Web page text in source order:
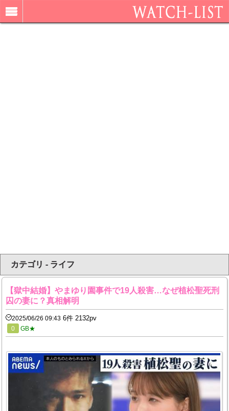
カテゴリ - ライフ
【獄中結婚】やまゆり園事件で19人殺害…なぜ植松聖死刑
囚の妻に？真相解明
2025/06/26 09:43 6件 2132pv
0 GB★